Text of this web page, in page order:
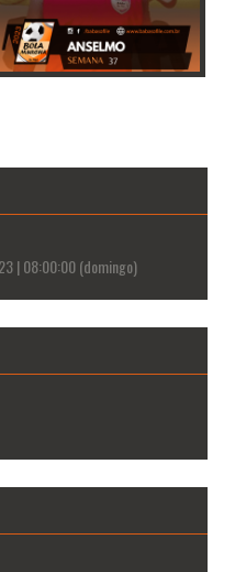
| 08:00:00 (domingo)